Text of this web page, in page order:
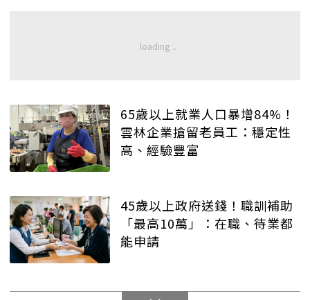
65歲以上就業人口暴增84%！
雲林企業搶留老員工：穩定性
高、經驗豐富
45歲以上政府送錢！職訓補助
「最高10萬」：在職、待業都
能申請